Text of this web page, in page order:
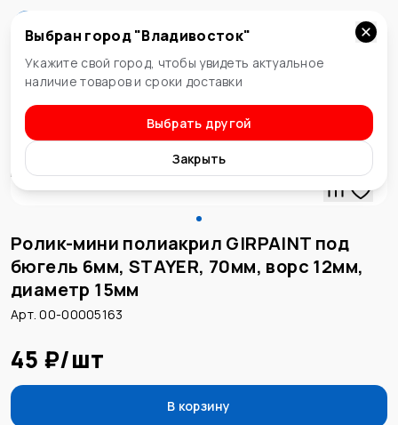
Владивосток
Выбран город "Владивосток"
Укажите свой город, чтобы увидеть актуальное
наличие товаров и сроки доставки
Выбрать другой
Закрыть
Ролики (шубки)
Ролик-мини полиакрил GIRPAINT под
бюгель 6мм, STAYER, 70мм, ворс 12мм,
диаметр 15мм
Арт. 00-00005163
45 ₽/шт
В корзину